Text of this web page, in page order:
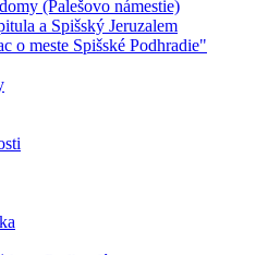
(Palešovo námestie)
a Spišský Jeruzalem
o meste Spišské Podhradie"